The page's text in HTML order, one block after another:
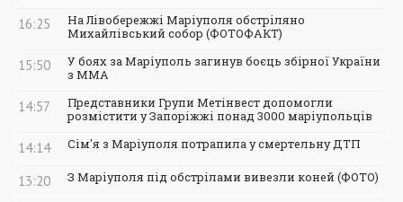
16:25
На Лівобережжі Маріуполя обстріляно
Михайлівський собор (ФОТОФАКТ)
15:50
У боях за Маріуполь загинув боєць збірної України
з ММА
14:57
Представники Групи Метінвест допомогли
розмістити у Запоріжжі понад 3000 маріупольців
14:14 Сім'я з Маріуполя потрапила у смертельну ДТП
13:20 З Маріуполя під обстрілами вивезли коней (ФОТО)